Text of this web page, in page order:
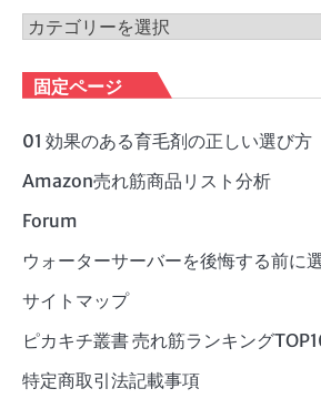
ブ
カ
ゴ
リ
ー
固定ページ
01 効果のある育毛剤の正しい選び方
Amazon売れ筋商品リスト分析
Forum
ウォーターサーバーを後悔する前に
サイトマップ
ピカキチ叢書 売れ筋ランキング
特定商取引法記載事項